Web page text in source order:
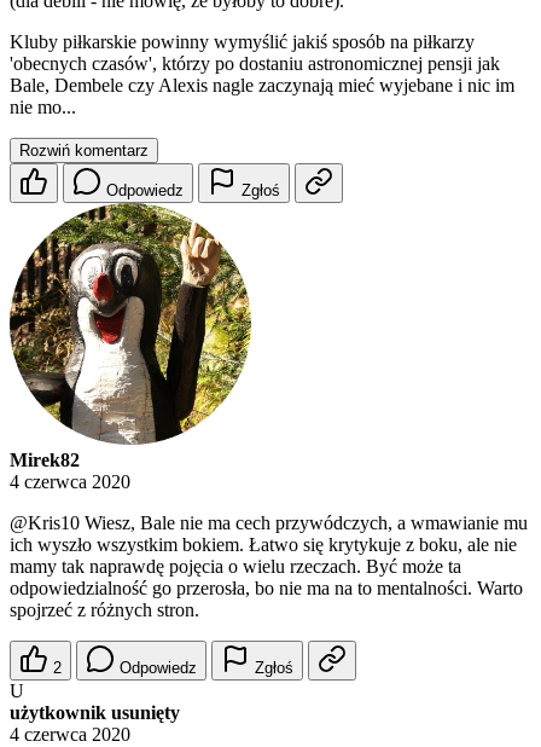
Kluby piłkarskie powinny wymyślić jakiś sposób na piłkarzy
'obecnych czasów', którzy po dostaniu astronomicznej pensji jak
Bale, Dembele czy Alexis nagle zaczynają mieć wyjebane i nic im
nie mo...
Rozwiń komentarz
Odpowiedz Zgłoś
Mirek82
4 czerwca 2020
@Kris10 Wiesz, Bale nie ma cech przywódczych, a wmawianie mu
ich wyszło wszystkim bokiem. Łatwo się krytykuje z boku, ale nie
mamy tak naprawdę pojęcia o wielu rzeczach. Być może ta
odpowiedzialność go przerosła, bo nie ma na to mentalności. Warto
spojrzeć z różnych stron.
2 Odpowiedz Zgłoś
U
użytkownik usunięty
4 czerwca 2020